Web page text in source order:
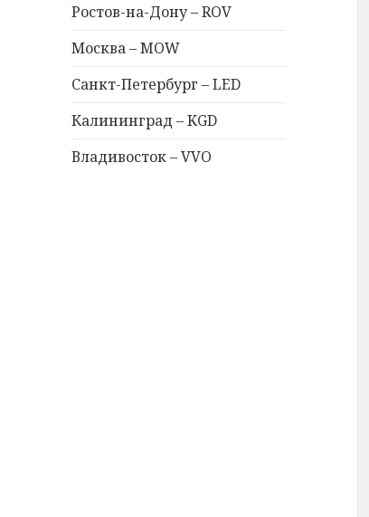
Ростов-на-Дону – ROV
Москва – MOW
Санкт-Петербург – LED
Калининград – KGD
Владивосток – VVO